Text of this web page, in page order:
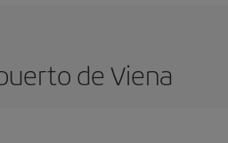
de Viena